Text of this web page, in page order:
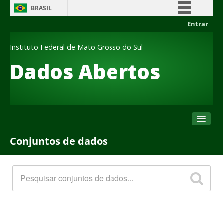
BRASIL
Acesso à informação
Canais
Entrar
Dados Abertos
Instituto Federal de Mato Grosso do Sul
Conjuntos de dados
Organizações
Sobre
Conjuntos de dados